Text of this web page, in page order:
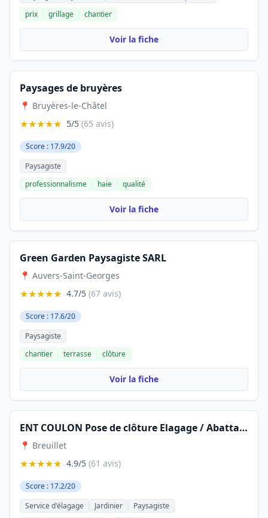
prix
grillage chantier
Voir la fiche
Paysages de bruyères
📍 Bruyères-le-Châtel
★★★★★ 5/5 (65 avis)
Score : 17.9/20
Paysagiste
professionnalisme
haie qualité
Voir la fiche
Green Garden Paysagiste SARL
📍 Auvers-Saint-Georges
★★★★★ 4.7/5 (67 avis)
Score : 17.6/20
Paysagiste
chantier
terrasse clôture
Voir la fiche
ENT COULON Pose de clôture Elagage / Abattage /création de Pelouse Breuillet/St cheron/Arpajon/Dourdan/Etampes/Essonne
📍 Breuillet
★★★★★ 4.9/5 (61 avis)
Score : 17.2/20
Service d'élagage
Jardinier
Paysagiste